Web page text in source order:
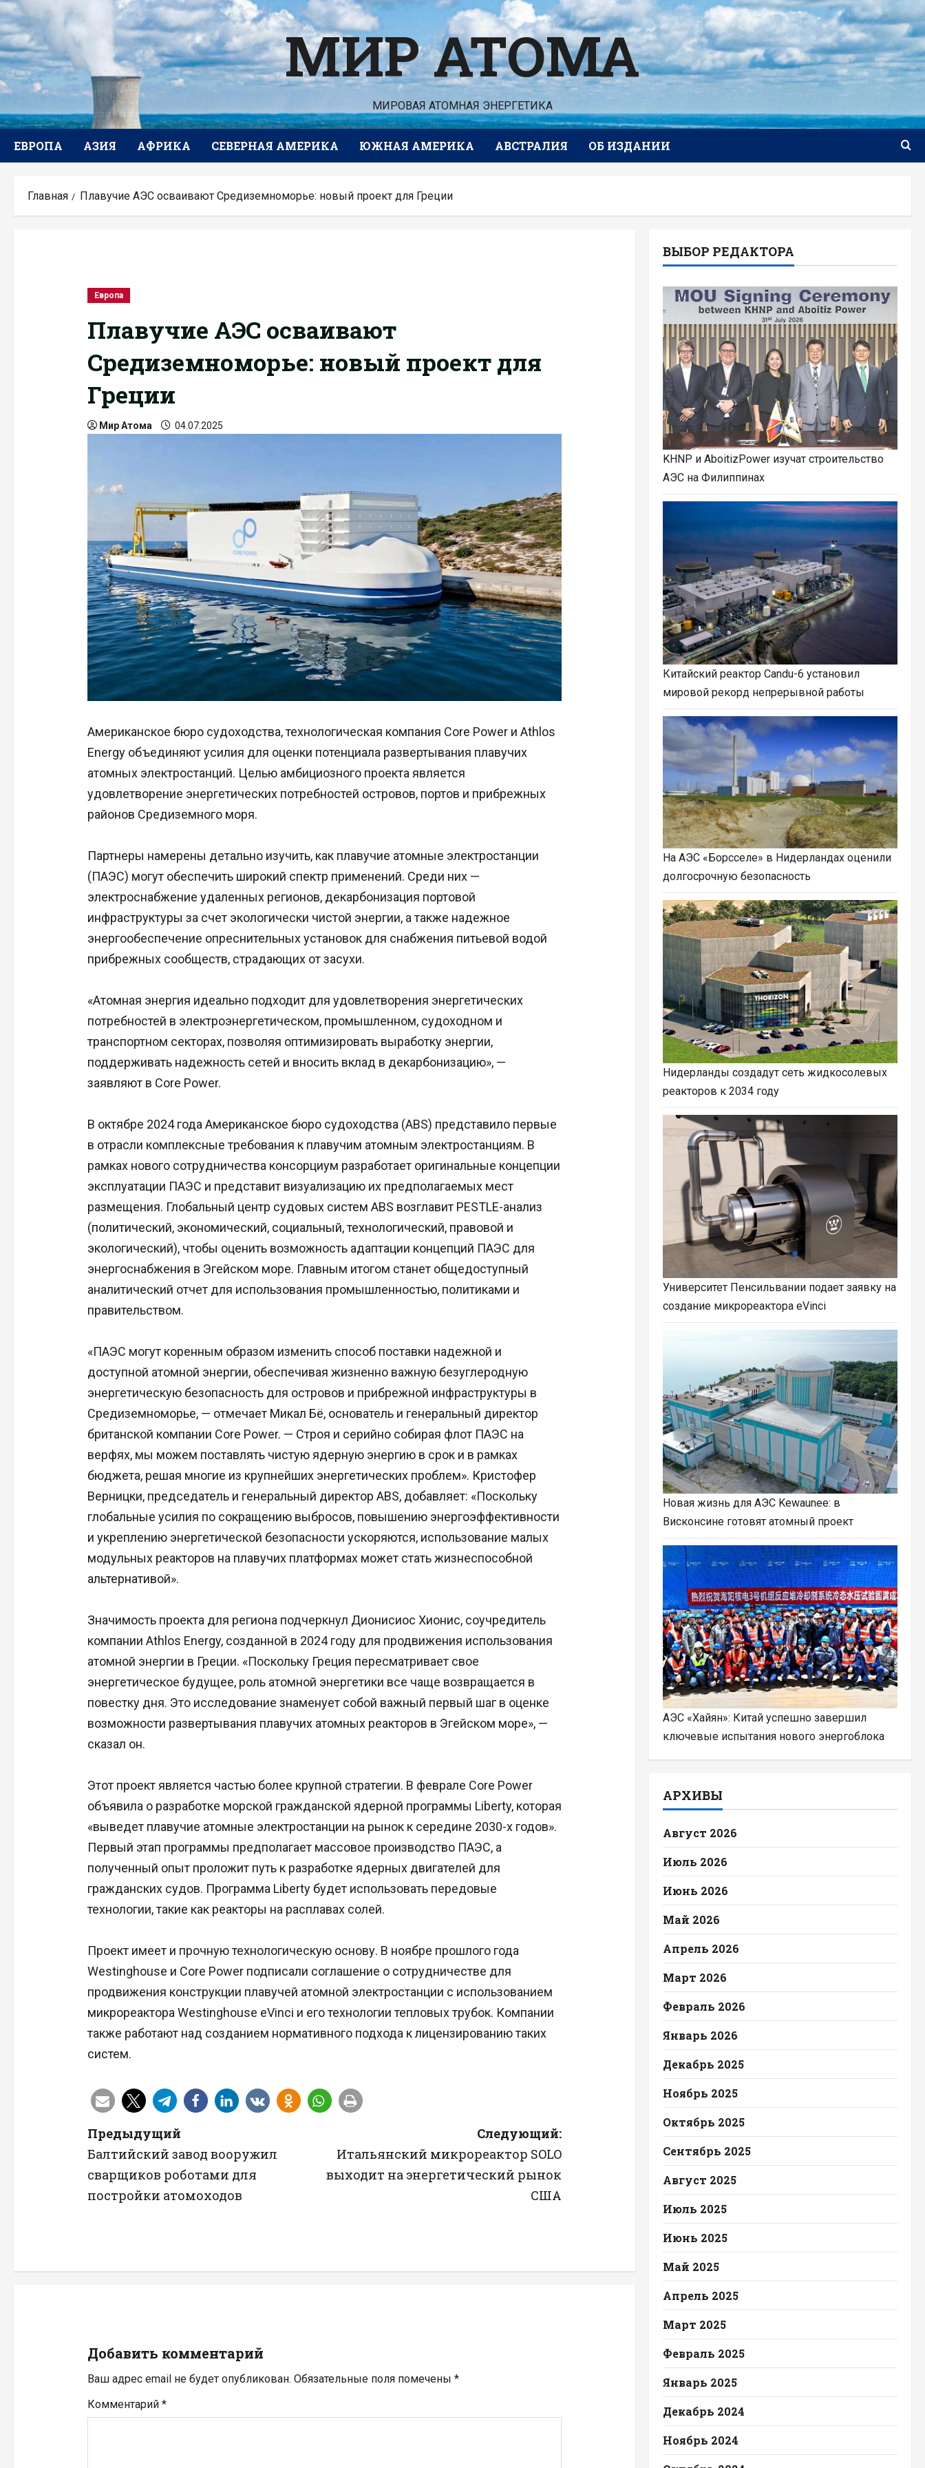
Перейти
к
содержимому
МИР АТОМА
МИРОВАЯ АТОМНАЯ ЭНЕРГЕТИКА
ЕВРОПА АЗИЯ АФРИКА СЕВЕРНАЯ АМЕРИКА ЮЖНАЯ АМЕРИКА АВСТРАЛИЯ ОБ ИЗДАНИИ
Главная Плавучие АЭС осваивают Средиземноморье: новый проект для Греции
Европа
Плавучие АЭС осваивают
Средиземноморье: новый проект для
Греции
Мир Атома 04.07.2025
Американское бюро судоходства, технологическая компания Core Power и Athlos
Energy объединяют усилия для оценки потенциала развертывания плавучих
атомных электростанций. Целью амбициозного проекта является
удовлетворение энергетических потребностей островов, портов и прибрежных
районов Средиземного моря.
Партнеры намерены детально изучить, как плавучие атомные электростанции
(ПАЭС) могут обеспечить широкий спектр применений. Среди них —
электроснабжение удаленных регионов, декарбонизация портовой
инфраструктуры за счет экологически чистой энергии, а также надежное
энергообеспечение опреснительных установок для снабжения питьевой водой
прибрежных сообществ, страдающих от засухи.
«Атомная энергия идеально подходит для удовлетворения энергетических
потребностей в электроэнергетическом, промышленном, судоходном и
транспортном секторах, позволяя оптимизировать выработку энергии,
поддерживать надежность сетей и вносить вклад в декарбонизацию», —
заявляют в Core Power.
В октябре 2024 года Американское бюро судоходства (ABS) представило первые
в отрасли комплексные требования к плавучим атомным электростанциям. В
рамках нового сотрудничества консорциум разработает оригинальные концепции
эксплуатации ПАЭС и представит визуализацию их предполагаемых мест
размещения. Глобальный центр судовых систем ABS возглавит PESTLE-анализ
(политический, экономический, социальный, технологический, правовой и
экологический), чтобы оценить возможность адаптации концепций ПАЭС для
энергоснабжения в Эгейском море. Главным итогом станет общедоступный
аналитический отчет для использования промышленностью, политиками и
правительством.
«ПАЭС могут коренным образом изменить способ поставки надежной и
доступной атомной энергии, обеспечивая жизненно важную безуглеродную
энергетическую безопасность для островов и прибрежной инфраструктуры в
Средиземноморье, — отмечает Микал Бё, основатель и генеральный директор
британской компании Core Power. — Строя и серийно собирая флот ПАЭС на
верфях, мы можем поставлять чистую ядерную энергию в срок и в рамках
бюджета, решая многие из крупнейших энергетических проблем». Кристофер
Верницки, председатель и генеральный директор ABS, добавляет: «Поскольку
глобальные усилия по сокращению выбросов, повышению энергоэффективности
и укреплению энергетической безопасности ускоряются, использование малых
модульных реакторов на плавучих платформах может стать жизнеспособной
альтернативой».
Значимость проекта для региона подчеркнул Дионисиос Хионис, соучредитель
компании Athlos Energy, созданной в 2024 году для продвижения использования
атомной энергии в Греции. «Поскольку Греция пересматривает свое
энергетическое будущее, роль атомной энергетики все чаще возвращается в
повестку дня. Это исследование знаменует собой важный первый шаг в оценке
возможности развертывания плавучих атомных реакторов в Эгейском море», —
сказал он.
Этот проект является частью более крупной стратегии. В феврале Core Power
объявила о разработке морской гражданской ядерной программы Liberty, которая
«выведет плавучие атомные электростанции на рынок к середине 2030-х годов».
Первый этап программы предполагает массовое производство ПАЭС, а
полученный опыт проложит путь к разработке ядерных двигателей для
гражданских судов. Программа Liberty будет использовать передовые
технологии, такие как реакторы на расплавах солей.
Проект имеет и прочную технологическую основу. В ноябре прошлого года
Westinghouse и Core Power подписали соглашение о сотрудничестве для
продвижения конструкции плавучей атомной электростанции с использованием
микрореактора Westinghouse eVinci и его технологии тепловых трубок. Компании
также работают над созданием нормативного подхода к лицензированию таких
систем.
Н
а
в
а
я
п
о
Предыдущий
Балтийский завод вооружил
сварщиков роботами для
постройки атомоходов
Следующий:
Итальянский микрореактор SOLO
выходит на энергетический рынок
США
Добавить комментарий
Ваш адрес email не будет опубликован. Обязательные поля помечены *
Комментарий *
ВЫБОР РЕДАКТОРА
KHNP и AboitizPower изучат строительство
АЭС на Филиппинах
Китайский реактор Candu-6 установил
мировой рекорд непрерывной работы
На АЭС «Борсселе» в Нидерландах оценили
долгосрочную безопасность
Нидерланды создадут сеть жидкосолевых
реакторов к 2034 году
Университет Пенсильвании подает заявку на
создание микрореактора eVinci
Новая жизнь для АЭС Kewaunee: в
Висконсине готовят атомный проект
АЭС «Хайян»: Китай успешно завершил
ключевые испытания нового энергоблока
АРХИВЫ
Август 2026
Июль 2026
Июнь 2026
Май 2026
Апрель 2026
Март 2026
Февраль 2026
Январь 2026
Декабрь 2025
Ноябрь 2025
Октябрь 2025
Сентябрь 2025
Август 2025
Июль 2025
Июнь 2025
Май 2025
Апрель 2025
Март 2025
Февраль 2025
Январь 2025
Декабрь 2024
Ноябрь 2024